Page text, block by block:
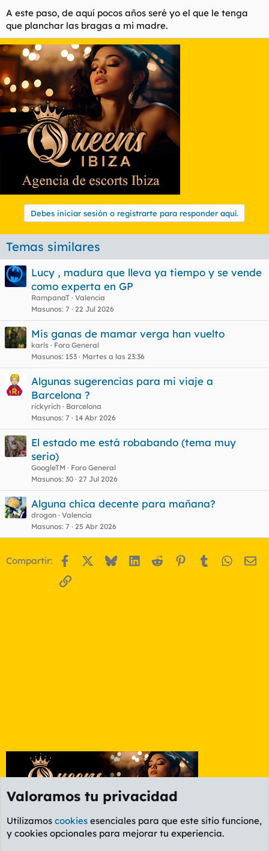
A este paso, de aquí pocos años seré yo el que le tenga
que planchar las bragas a mi madre.
Debes iniciar sesión o registrarte para responder aquí.
Temas similares
Lucy , madura que lleva ya tiempo y se vende
como experta en GP
RampanaT Valencia
Masunos 7 22 Jul 2026
Mis ganas de mamar verga han vuelto
karls
Foro General
Masunos 153 Martes a las 23:36
Algunas sugerencias para mi viaje a
Barcelona ?
rickyrich
Barcelona
Masunos 7 14 Abr 2026
El estado me está robabando (tema muy
serio)
GoogleTM
Foro General
Masunos 30 27 Jul 2026
Alguna chica decente para mañana?
drogon Valencia
Masunos 7 25 Abr 2026
Compartir: Facebook BlueskyLinkedIn
Reddit Pinterest
Tumblr
Enlace
Foro Informática y Videojuegos
Valoramos tu privacidad
Utilizamos cookies esenciales para que este sitio funcione,
y cookies opcionales para mejorar tu experiencia.